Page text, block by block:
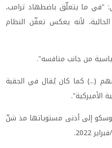
"في ما يتعلّق باضطهاد ترامب،
لأنه يعكس تعفّن النظام
من جانب منافسه".
(...) كما كان يُقال في الحقبة
الأميركية".
إلى أدنى مستوياتها مذ شنّ
2022.